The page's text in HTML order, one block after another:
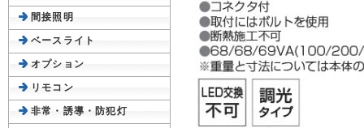
間接照明
ベースライト
オプション
リモコン
非常・誘導・防犯灯